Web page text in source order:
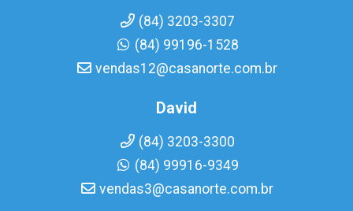
(84) 3203-3307
(84) 99196-1528
vendas12@casanorte.com.br
David
(84) 3203-3300
(84) 99916-9349
vendas3@casanorte.com.br